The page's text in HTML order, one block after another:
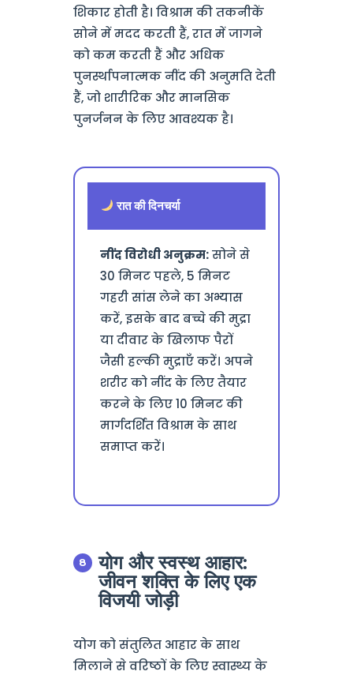
शिकार होती है। विश्राम की तकनीकें
सोने में मदद करती हैं, रात में जागने
को कम करती हैं और अधिक
पुनर्स्थापनात्मक नींद की अनुमति देती
हैं, जो शारीरिक और मानसिक
पुनर्जनन के लिए आवश्यक है।
रात की दिनचर्या
नींद विरोधी अनुक्रम:सोने से
30 मिनट पहले, 5 मिनट
गहरी सांस लेने का अभ्यास
करें, इसके बाद बच्चे की मुद्रा
या दीवार के खिलाफ पैरों
जैसी हल्की मुद्राएँ करें। अपने
शरीर को नींद के लिए तैयार
करने के लिए 10 मिनट की
मार्गदर्शित विश्राम के साथ
समाप्त करें।
योग और स्वस्थ आहार:
जीवन शक्ति के लिए एक
विजयी जोड़ी
योग को संतुलित आहार के साथ
मिलाने से वरिष्ठों के लिए स्वास्थ्य के